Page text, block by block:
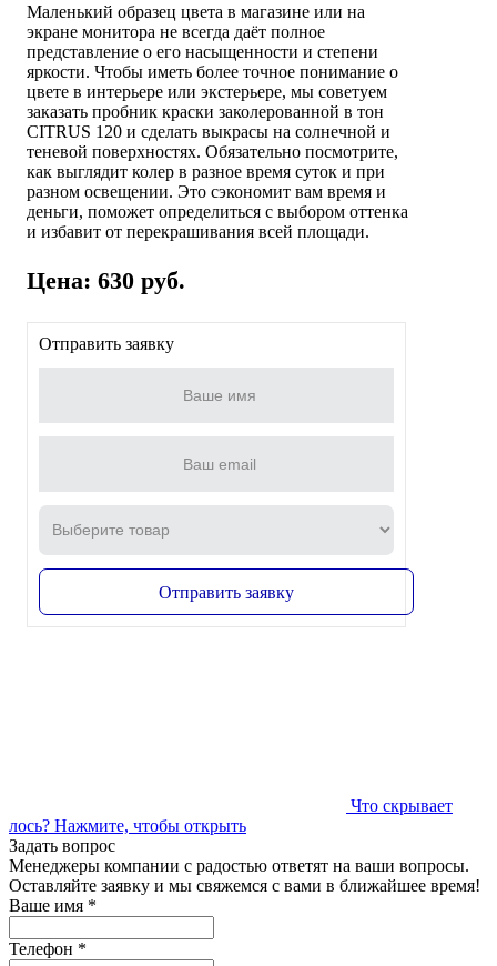
Маленький образец цвета в магазине или на
экране монитора не всегда даёт полное
представление о его насыщенности и степени
яркости. Чтобы иметь более точное понимание о
цвете в интерьере или экстерьере, мы советуем
заказать пробник краски заколерованной в тон
CITRUS 120 и сделать выкрасы на солнечной и
теневой поверхностях. Обязательно посмотрите,
как выглядит колер в разное время суток и при
разном освещении. Это сэкономит вам время и
деньги, поможет определиться с выбором оттенка
и избавит от перекрашивания всей площади.
Цена: 630 руб.
Отправить заявку
Отправить заявку
Что скрывает
лось? Нажмите, чтобы открыть
Задать вопрос
Менеджеры компании с радостью ответят на ваши вопросы.
Оставляйте заявку и мы свяжемся с вами в ближайшее время!
Ваше имя *
Телефон *